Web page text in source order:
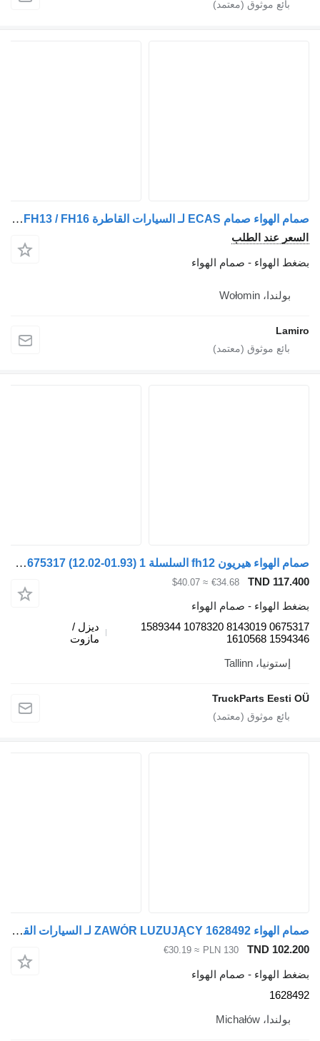
صمام الهواء صمام ECAS لـ السيارات القاطرة Volvo FH12 / FH13 / FH16
عند الطلب
الهواء - صمام الهواء
صمام الهواء هيريون fh12 السلسلة 1 (01.93-12.02) 0675317 لـ السيارات القاطرة Volvo FH12, FH16, NH12, FH, VNL780 (1993-2014)
TND
€34.68
≈ $40.07
الهواء - صمام الهواء
0675317 8143019 1078320 1589344
ديزل /
مازوت
إستونيا، Tallinn
TruckParts
صمام الهواء ZAWÓR LUZUJĄCY 1628492 لـ السيارات القاطرة Volvo FH12
TND
PLN 130
≈ €30.19
الهواء - صمام الهواء